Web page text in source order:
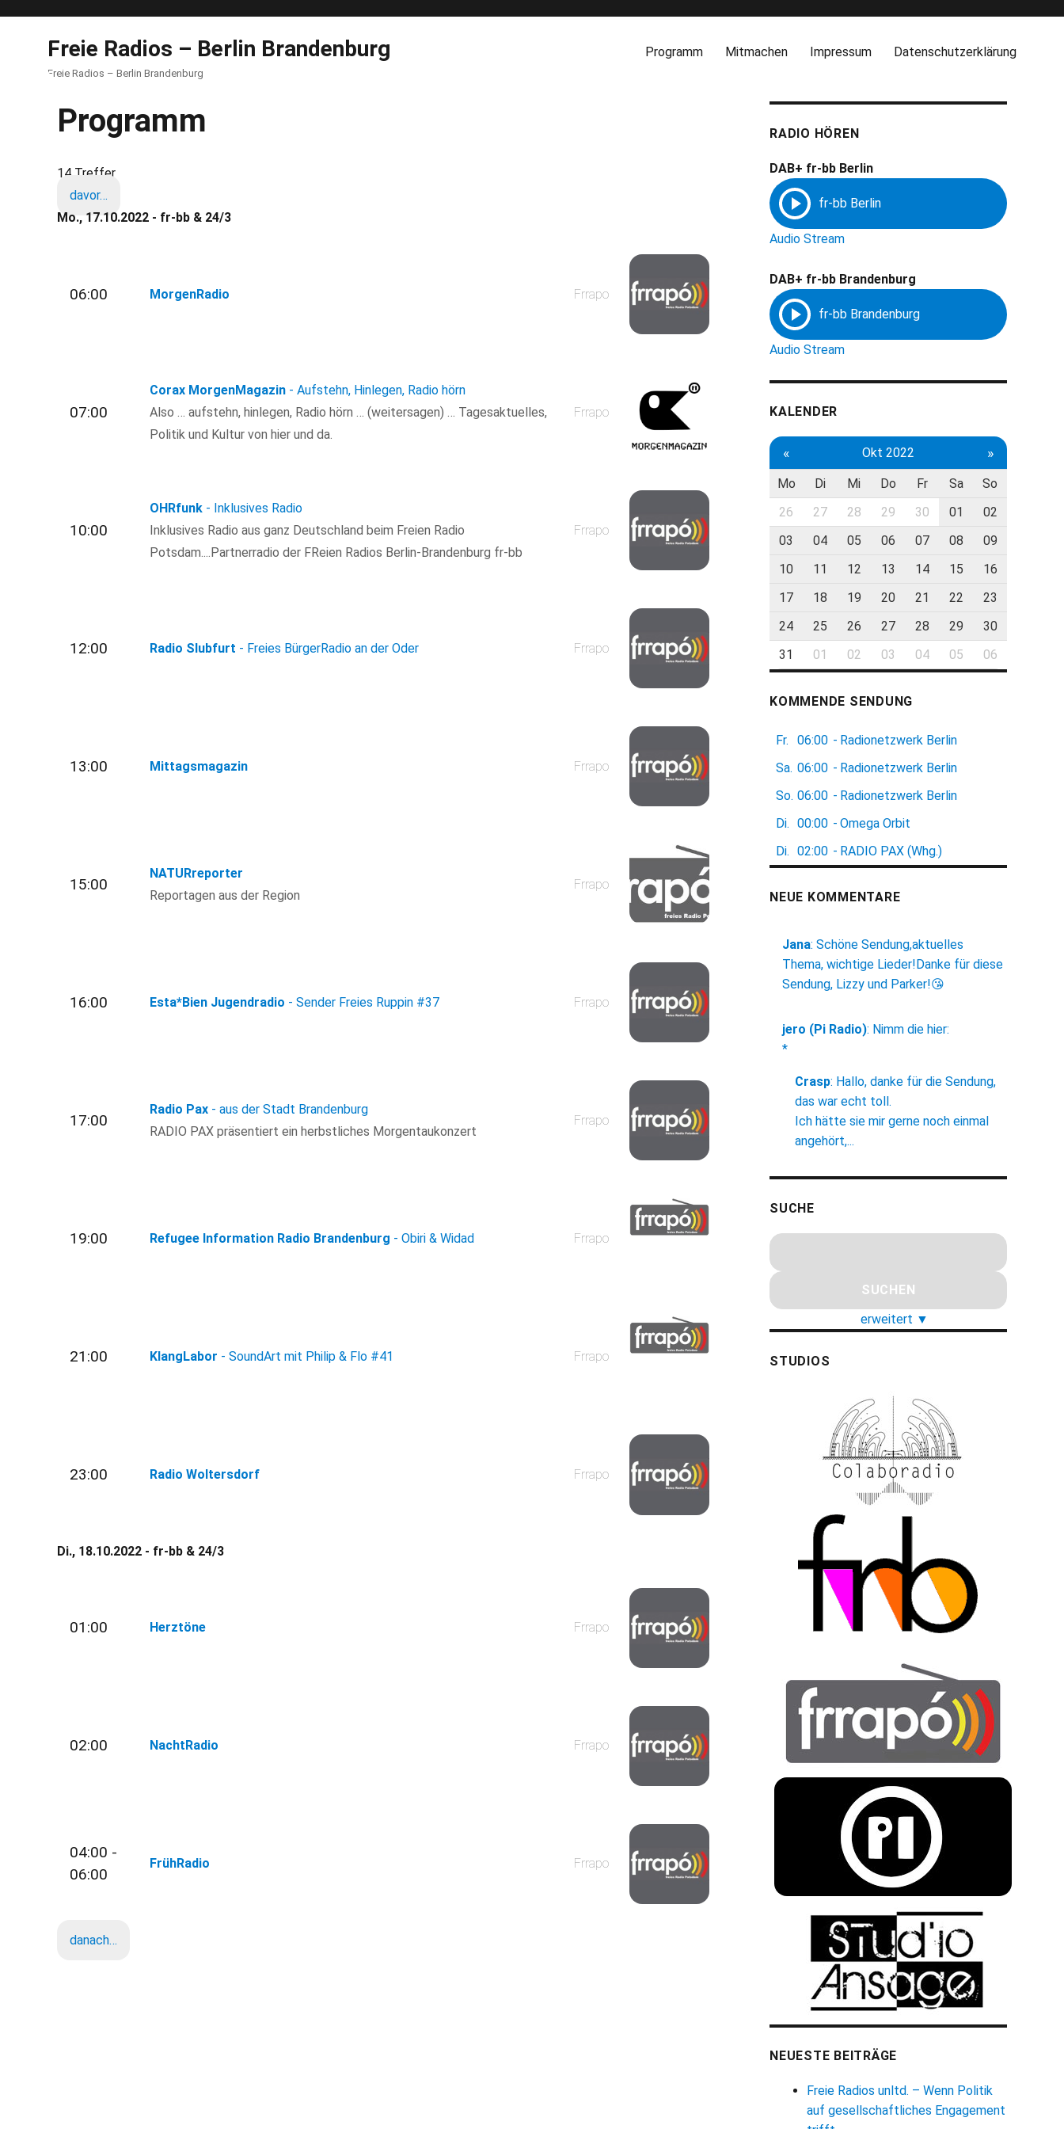
Freie Radios – Berlin Brandenburg
Freie Radios – Berlin Brandenburg
Programm Mitmachen Impressum Datenschutzerklärung
Programm
14 Treffer
davor…
Mo., 17.10.2022 - fr-bb & 24/3
06:00 MorgenRadio Frrapo
07:00
Corax MorgenMagazin - Aufstehn, Hinlegen, Radio hörn
Also … aufstehn, hinlegen, Radio hörn … (weitersagen) … Tagesaktuelles,
Politik und Kultur von hier und da.
Frrapo
10:00
OHRfunk - Inklusives Radio
Inklusives Radio aus ganz Deutschland beim Freien Radio
Potsdam....Partnerradio der FReien Radios Berlin-Brandenburg fr-bb
Frrapo
12:00 Radio Slubfurt - Freies BürgerRadio an der Oder Frrapo
13:00 Mittagsmagazin Frrapo
15:00
NATURreporter
Reportagen aus der Region
Frrapo
16:00 Esta*Bien Jugendradio - Sender Freies Ruppin #37 Frrapo
17:00
Radio Pax - aus der Stadt Brandenburg
RADIO PAX präsentiert ein herbstliches Morgentaukonzert
Frrapo
19:00 Refugee Information Radio Brandenburg - Obiri & Widad Frrapo
21:00 KlangLabor - SoundArt mit Philip & Flo #41 Frrapo
23:00 Radio Woltersdorf Frrapo
Di., 18.10.2022 - fr-bb & 24/3
01:00 Herztöne Frrapo
02:00 NachtRadio Frrapo
04:00 -
06:00
FrühRadio Frrapo
danach…
RADIO HÖREN
DAB+ fr-bb Berlin
Audio Stream
DAB+ fr-bb Brandenburg
Audio Stream
KALENDER
« Okt 2022 »
Mo Di Mi Do Fr Sa
So
26
27 28 29 30 01
02
03
04 05 06 07 08
09
10
11 12 13 14 15
16
17
18 19 20 21 22
23
24
25 26 27 28 29
30
31
01 02 03 04 05 06
KOMMENDE SENDUNG
Fr. 06:00 - Radionetzwerk Berlin
Sa. 06:00 - Radionetzwerk Berlin
So. 06:00 - Radionetzwerk Berlin
Di. 00:00 - Omega Orbit
Di. 02:00 - RADIO PAX (Whg.)
NEUE KOMMENTARE
Jana: Schöne Sendung,aktuelles
Thema, wichtige Lieder!Danke für diese
Sendung, Lizzy und Parker!😘
jero (Pi Radio): Nimm die hier:
*
Crasp: Hallo, danke für die Sendung,
das war echt toll.
Ich hätte sie mir gerne noch einmal
angehört,...
SUCHE
erweitert ▼
STUDIOS
NEUESTE BEITRÄGE
Freie Radios unltd. – Wenn Politik
auf gesellschaftliches Engagement